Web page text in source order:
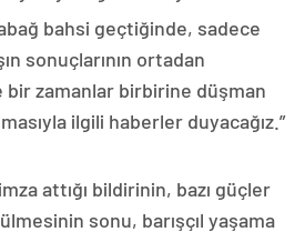
bahsi geçtiğinde, sadece
sonuçlarının ortadan
bir zamanlar birbirine düşman
ilgili haberler duyacağız.”
attığı bildirinin, bazı güçler
sonu, barışçıl yaşama